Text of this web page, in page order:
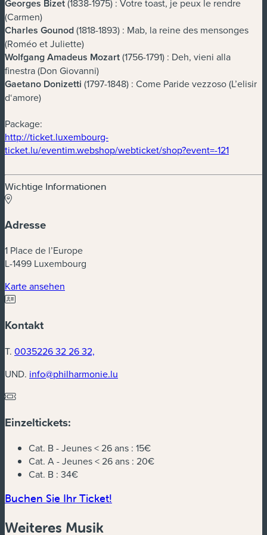
Georges Bizet(1838-1975) : Votre toast, je peux le rendre
(Carmen)
Charles Gounod(1818-1893) : Mab, la reine des mensonges
(Roméo et Juliette)
Wolfgang Amadeus Mozart(1756-1791) : Deh, vieni alla
finestra (Don Giovanni)
Gaetano Donizetti (1797-1848) : Come Paride vezzoso (L’elisir
d‘amore)
Package:
http://ticket.luxembourg-
ticket.lu/eventim.webshop/webticket/shop?event=-121(neues
Wichtige Informationen
Adresse
1 Place de l’Europe
L-1499 Luxembourg
Karte ansehen
Kontakt
T. 0035226 32 26 32,
UND. info@philharmonie.lu
Einzeltickets:
Cat. B - Jeunes < 26 ans : 15€
Cat. A - Jeunes < 26 ans : 20€
Cat. B : 34€
Buchen Sie Ihr Ticket!
Weiteres Musik